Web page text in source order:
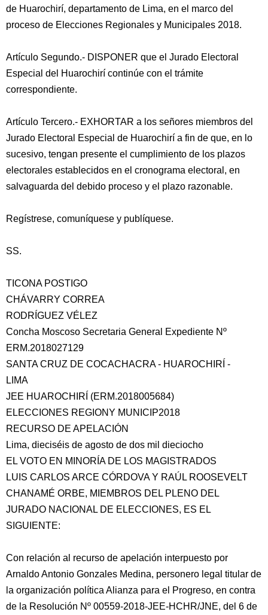
de Huarochirí, departamento de Lima, en el marco del
proceso de Elecciones Regionales y Municipales 2018.
Artículo Segundo.- DISPONER que el Jurado Electoral
Especial del Huarochirí continúe con el trámite
correspondiente.
Artículo Tercero.- EXHORTAR a los señores miembros del
Jurado Electoral Especial de Huarochirí a fin de que, en lo
sucesivo, tengan presente el cumplimiento de los plazos
electorales establecidos en el cronograma electoral, en
salvaguarda del debido proceso y el plazo razonable.
Regístrese, comuníquese y publíquese.
SS.
TICONA POSTIGO
CHÁVARRY CORREA
RODRÍGUEZ VÉLEZ
Concha Moscoso Secretaria General Expediente Nº
ERM.2018027129
SANTA CRUZ DE COCACHACRA - HUAROCHIRÍ -
LIMA
JEE HUAROCHIRÍ (ERM.2018005684)
ELECCIONES REGIONY MUNICIP2018
RECURSO DE APELACIÓN
Lima, dieciséis de agosto de dos mil dieciocho
EL VOTO EN MINORÍA DE LOS MAGISTRADOS
LUIS CARLOS ARCE CÓRDOVA Y RAÚL ROOSEVELT
CHANAMÉ ORBE, MIEMBROS DEL PLENO DEL
JURADO NACIONAL DE ELECCIONES, ES EL
SIGUIENTE:
Con relación al recurso de apelación interpuesto por
Arnaldo Antonio Gonzales Medina, personero legal titular de
la organización política Alianza para el Progreso, en contra
de la Resolución Nº 00559-2018-JEE-HCHR/JNE, del 6 de